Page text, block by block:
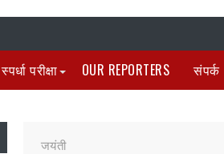
स्पर्धा परीक्षा OUR REPORTERS संपर्क
जयंती